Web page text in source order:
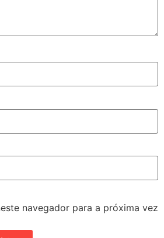
navegador para a próxima vez